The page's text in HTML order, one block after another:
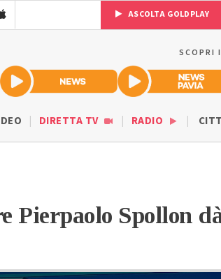
ASCOLTA GOLDPLAY
SCOPRI
DIRETTA TV RADIO
Pierpaolo Spollon